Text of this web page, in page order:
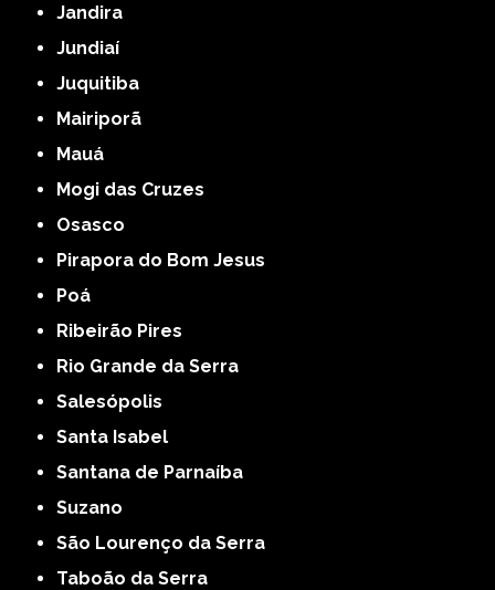
Jandira
Jundiaí
Juquitiba
Mairiporã
Mauá
Mogi das Cruzes
Osasco
Pirapora do Bom Jesus
Poá
Ribeirão Pires
Rio Grande da Serra
Salesópolis
Santa Isabel
Santana de Parnaíba
Suzano
São Lourenço da Serra
Taboão da Serra